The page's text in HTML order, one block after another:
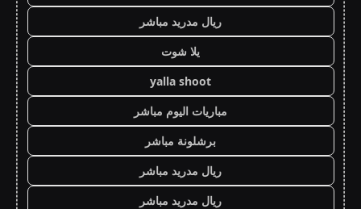
ريال مدريد مباشر
يلا شوت
yalla shoot
مباريات اليوم مباشر
برشلونة مباشر
ريال مدريد مباشر
ريال مدريد مباشر